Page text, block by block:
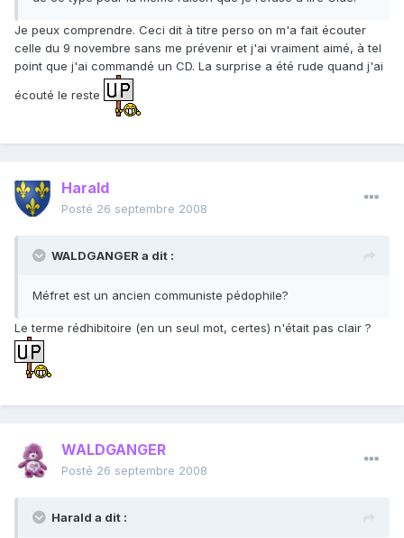
Je peux comprendre. Ceci dit à titre perso on m'a fait écouter
celle du 9 novembre sans me prévenir et j'ai vraiment aimé, à tel
point que j'ai commandé un CD. La surprise a été rude quand j'ai
écouté le reste
Harald
Posté 26 septembre 2008
WALDGANGER a dit :
Méfret est un ancien communiste pédophile?
Le terme rédhibitoire (en un seul mot, certes) n'était pas clair ?
WALDGANGER
Posté 26 septembre 2008
Harald a dit :